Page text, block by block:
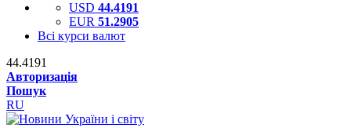
USD 44.4191
EUR 51.2905
Всі курси валют
44.4191
Авторизація
Пошук
RU